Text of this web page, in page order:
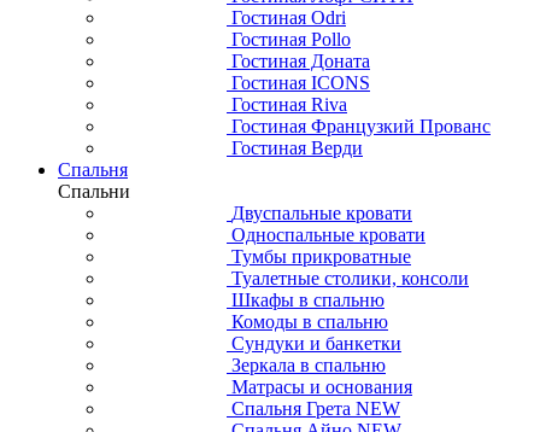
Гостиная Odri
Гостиная Pollo
Гостиная Доната
Гостиная ICONS
Гостиная Riva
Гостиная Французкий Прованс
Гостиная Верди
Спальня
Спальни
Двуспальные кровати
Односпальные кровати
Тумбы прикроватные
Туалетные столики, консоли
Шкафы в спальню
Комоды в спальню
Сундуки и банкетки
Зеркала в спальню
Матрасы и основания
Спальня Грета NEW